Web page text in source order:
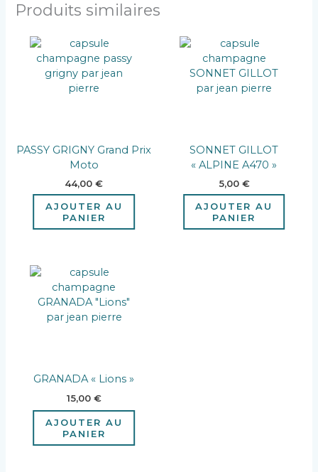
Produits similaires
PASSY GRIGNY Grand Prix
Moto
44,00€
AJOUTER AU
PANIER
SONNET GILLOT
« ALPINE A470 »
5,00 €
AJOUTER AU
PANIER
GRANADA « Lions »
15,00 €
AJOUTER AU
PANIER